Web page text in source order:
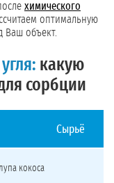
химического
оптимальную
Ваш объект.
какую
сорбции
Сырьё
кокоса